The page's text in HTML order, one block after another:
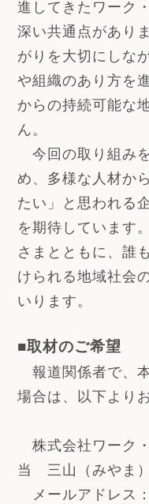
進してきたワーク
深い共通点があり
がりを大切にしな
や組織のあり方を
からの持続可能な
ん。
今回の取り組み
め、多様な人材か
たい」と思われる
を期待しています
さまとともに、誰
けられる地域社会
いります。
■取材のご希望
報道関係者で、
場合は、以下より
株式会社ワーク
当 三山（みやま）
メールアドレス